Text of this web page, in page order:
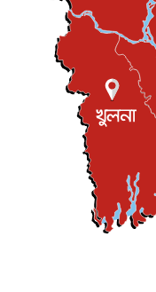
খেলাধুলা
শিল্পকলায়
বিনোদন
ইস্ট
লেন্স...
ইসলাম ও
সিলেটের
দেশজুড়ে
আজ থেকে